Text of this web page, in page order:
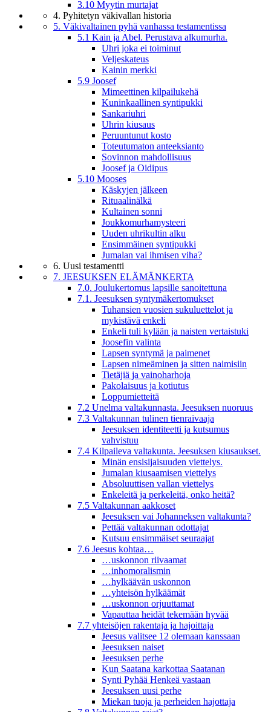
3.10 Myytin murtajat
4. Pyhitetyn väkivallan historia
5. Väkivaltainen pyhä vanhassa testamentissa
5.1 Kain ja Abel. Perustava alkumurha.
Uhri joka ei toiminut
Veljeskateus
Kainin merkki
5.9 Joosef
Mimeettinen kilpailukehä
Kuninkaallinen syntipukki
Sankariuhri
Uhrin kiusaus
Peruuntunut kosto
Toteutumaton anteeksianto
Sovinnon mahdollisuus
Joosef ja Oidipus
5.10 Mooses
Käskyjen jälkeen
Rituaalinälkä
Kultainen sonni
Joukkomurhamysteeri
Uuden uhrikultin alku
Ensimmäinen syntipukki
Jumalan vai ihmisen viha?
6. Uusi testamentti
7. JEESUKSEN ELÄMÄNKERTA
7.0. Joulukertomus lapsille sanoitettuna
7.1. Jeesuksen syntymäkertomukset
Tuhansien vuosien sukuluettelot ja
mykistävä enkeli
Enkeli tuli kylään ja naisten vertaistuki
Joosefin valinta
Lapsen syntymä ja paimenet
Lapsen nimeäminen ja sitten naimisiin
Tietäjiä ja vainoharhoja
Pakolaisuus ja kotiutus
Loppumietteitä
7.2 Unelma valtakunnasta. Jeesuksen nuoruus
7.3 Valtakunnan tulinen tienraivaaja
Jeesuksen identiteetti ja kutsumus
vahvistuu
7.4 Kilpaileva valtakunta. Jeesuksen kiusaukset.
Minän ensisijaisuuden viettelys.
Jumalan kiusaamisen viettelys
Absoluuttisen vallan viettelys
Enkeleitä ja perkeleitä, onko heitä?
7.5 Valtakunnan aakkoset
Jeesuksen vai Johanneksen valtakunta?
Pettää valtakunnan odottajat
Kutsuu ensimmäiset seuraajat
7.6 Jeesus kohtaa…
…uskonnon riivaamat
…inhomoralismin
…hylkäävän uskonnon
…yhteisön hylkäämät
…uskonnon orjuuttamat
Vapauttaa heidät tekemään hyvää
7.7 yhteisöjen rakentaja ja hajoittaja
Jeesus valitsee 12 olemaan kanssaan
Jeesuksen naiset
Jeesuksen perhe
Kun Saatana karkottaa Saatanan
Synti Pyhää Henkeä vastaan
Jeesuksen uusi perhe
Miekan tuoja ja perheiden hajottaja